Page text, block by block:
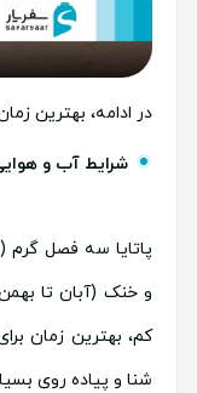
در ادامه، بهترین
شرایط آب و
پاتایا سه فصل گرم
و خنک (آبان تا
کم، بهترین زمان
شنا و پیاده روی